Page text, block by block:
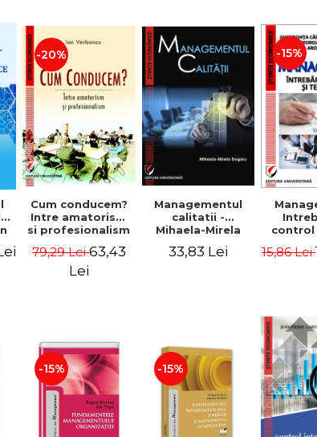
-20%
Cum conducem?
Intre amatorism
si profesionalism
79,29 Lei63,43
Lei
Managementul
calitatii -
Mihaela-Mirela
33,83 Lei
-15%
15,86 Lei
-15% -15%